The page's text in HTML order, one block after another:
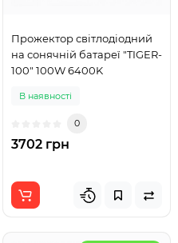
Прожектор світлодіодний
на сонячній батареї "TIGER-
100" 100W 6400K
В наявності
0
3702 грн